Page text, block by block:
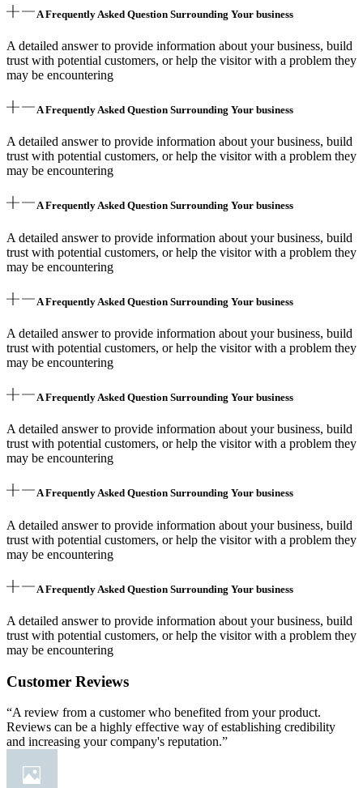
A Frequently Asked Question Surrounding Your business
A detailed answer to provide information about your business, build
trust with potential customers, or help the visitor with a problem they
may be encountering
A Frequently Asked Question Surrounding Your business
A detailed answer to provide information about your business, build
trust with potential customers, or help the visitor with a problem they
may be encountering
A Frequently Asked Question Surrounding Your business
A detailed answer to provide information about your business, build
trust with potential customers, or help the visitor with a problem they
may be encountering
A Frequently Asked Question Surrounding Your business
A detailed answer to provide information about your business, build
trust with potential customers, or help the visitor with a problem they
may be encountering
A Frequently Asked Question Surrounding Your business
A detailed answer to provide information about your business, build
trust with potential customers, or help the visitor with a problem they
may be encountering
A Frequently Asked Question Surrounding Your business
A detailed answer to provide information about your business, build
trust with potential customers, or help the visitor with a problem they
may be encountering
A Frequently Asked Question Surrounding Your business
A detailed answer to provide information about your business, build
trust with potential customers, or help the visitor with a problem they
may be encountering
Customer Reviews
“A review from a customer who benefited from your product.
Reviews can be a highly effective way of establishing credibility
and increasing your company's reputation.”